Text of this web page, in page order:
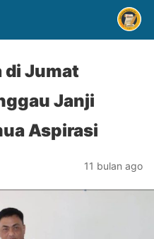
di Jumat
Janji
Aspirasi
11 bulan ago